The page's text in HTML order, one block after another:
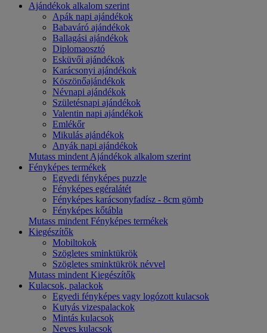
Ajándékok alkalom szerint
Apák napi ajándékok
Babaváró ajándékok
Ballagási ajándékok
Diplomaosztó
Esküvői ajándékok
Karácsonyi ajándékok
Köszönőajándékok
Névnapi ajándékok
Születésnapi ajándékok
Valentin napi ajándékok
Emlékőr
Mikulás ajándékok
Anyák napi ajándékok
Mutass mindent Ajándékok alkalom szerint
Fényképes termékek
Egyedi fényképes puzzle
Fényképes egéralátét
Fényképes karácsonyfadísz - 8cm gömb
Fényképes kőtábla
Mutass mindent Fényképes termékek
Kiegészítők
Mobiltokok
Szögletes sminktükrök
Szögletes sminktükrök névvel
Mutass mindent Kiegészítők
Kulacsok, palackok
Egyedi fényképes vagy logózott kulacsok
Kutyás vizespalackok
Mintás kulacsok
Neves kulacsok